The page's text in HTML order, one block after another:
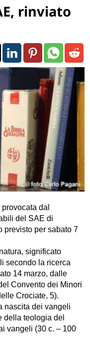
rinviato
dal
del SAE di
previsto per sabato 7
significato
secondo la ricerca
14 marzo, dalle
Convento dei Minori
Crociate, 5).
nascita dei vangeli
della teologia del
vangeli (30 c. – 100